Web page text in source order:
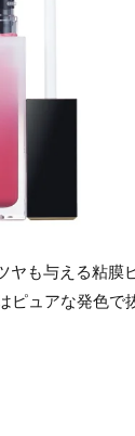
ヤも与える粘膜
ピュアな発色で